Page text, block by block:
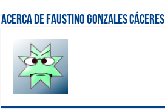
Acerca de Faustino Gonzales Cáceres